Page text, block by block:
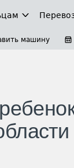
машину